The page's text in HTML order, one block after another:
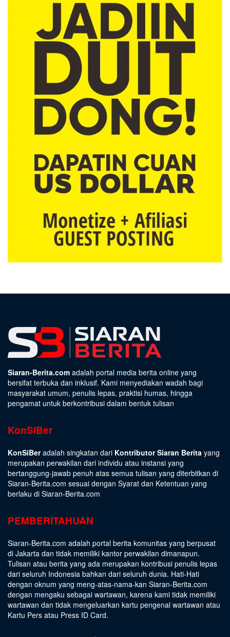
Siaran-Berita.com adalah portal media berita online yang
bersifat terbuka dan inklusif. Kami menyediakan wadah bagi
masyarakat umum, penulis lepas, praktisi humas, hingga
pengamat untuk berkontribusi dalam bentuk tulisan
KonSiBer
KonSiBeradalah singkatan dari Kontributor Siaran Berita yang
merupakan perwakilan dari individu atau instansi yang
bertanggung-jawab penuh atas semua tulisan yang diterbitkan di
Siaran-Berita.com sesuai dengan Syarat dan Ketentuan yang
berlaku di Siaran-Berita.com
PEMBERITAHUAN
Siaran-Berita.com adalah portal berita komunitas yang berpusat
di Jakarta dan tidak memiliki kantor perwakilan dimanapun.
Tulisan atau berita yang ada merupakan kontribusi penulis lepas
dari seluruh Indonesia bahkan dari seluruh dunia. Hati-Hati
dengan oknum yang meng-atas-nama-kan Siaran-Berita.com
dengan mengaku sebagai wartawan, karena kami tidak memiliki
wartawan dan tidak mengeluarkan kartu pengenal wartawan atau
Kartu Pers atau Press ID Card.